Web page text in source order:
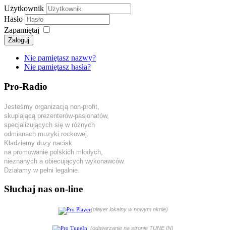
Użytkownik
Hasło
Zapamiętaj
Zaloguj
Nie pamiętasz nazwy?
Nie pamiętasz hasła?
Pro-Radio
Jesteśmy organizacją non-profit,
skupiającą prezenterów-pasjonatów,
specjalizujących się w różnych
odmianach muzyki rockowej.
Kładziemy duży nacisk
na promowanie polskich młodych,
nieznanych a obiecujących wykonawców.
Działamy w pełni legalnie.
Słuchaj nas on-line
(player lokalny w nowym oknie)
(odtwarzanie na stronie TUNE IN)